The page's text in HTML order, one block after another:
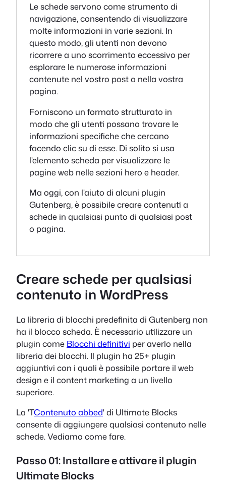
Le schede servono come strumento di
navigazione, consentendo di visualizzare
molte informazioni in varie sezioni. In
questo modo, gli utenti non devono
ricorrere a uno scorrimento eccessivo per
esplorare le numerose informazioni
contenute nel vostro post o nella vostra
pagina.
Forniscono un formato strutturato in
modo che gli utenti possano trovare le
informazioni specifiche che cercano
facendo clic su di esse. Di solito si usa
l'elemento scheda per visualizzare le
pagine web nelle sezioni hero e header.
Ma oggi, con l'aiuto di alcuni plugin
Gutenberg, è possibile creare contenuti a
schede in qualsiasi punto di qualsiasi post
o pagina.
Creare schede per qualsiasi
contenuto in WordPress
La libreria di blocchi predefinita di Gutenberg non
ha il blocco scheda. È necessario utilizzare un
plugin come Blocchi definitivi per averlo nella
libreria dei blocchi. Il plugin ha 25+ plugin
aggiuntivi con i quali è possibile portare il web
design e il content marketing a un livello
superiore.
La 'TContenuto abbed' di Ultimate Blocks
consente di aggiungere qualsiasi contenuto nelle
schede. Vediamo come fare.
Passo 01: Installare e attivare il plugin
Ultimate Blocks